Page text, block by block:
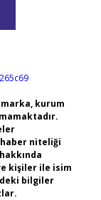
kurum
niteliği
kişiler ile isim
bilgiler